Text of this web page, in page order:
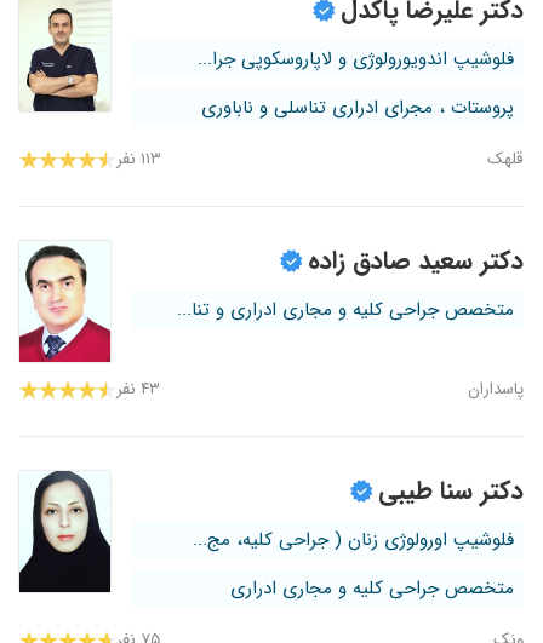
دکتر علیرضا پاکدل
فلوشیپ اندویورولوژی و لاپاروسکوپی جرا...
پروستات ، مجرای ادراری تناسلی و ناباوری
قلهک ۱۱۳ نفر
دکتر سعید صادق زاده
متخصص جراحی کلیه و مجاری ادراری و تنا...
پاسداران ۴۳ نفر
دکتر سنا طیبی
فلوشیپ اورولوژی زنان ( جراحی کلیه، مج...
متخصص جراحی کلیه و مجاری ادراری